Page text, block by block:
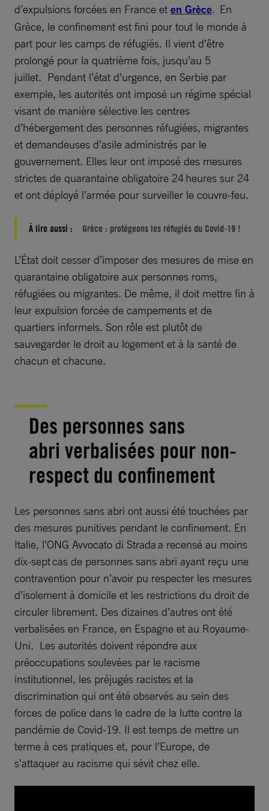
d’expulsions forcées en France et en Grèce. En
Grèce, le confinement est fini pour tout le monde à
part pour les camps de réfugiés. Il vient d’être
prolongé pour la quatrième fois, jusqu’au 5
juillet. Pendant l’état d’urgence, en Serbie par
exemple, les autorités ont imposé un régime spécial
visant de manière sélective les centres
d’hébergement des personnes réfugiées, migrantes
et demandeuses d’asile administrés par le
gouvernement. Elles leur ont imposé des mesures
strictes de quarantaine obligatoire 24 heures sur 24
et ont déployé l’armée pour surveiller le couvre-feu.
À lire aussi : Grèce : protégeons les réfugiés du Covid-19 !
L’État doit cesser d’imposer des mesures de mise en
quarantaine obligatoire aux personnes roms,
réfugiées ou migrantes. De même, il doit mettre fin à
leur expulsion forcée de campements et de
quartiers informels. Son rôle est plutôt de
sauvegarder le droit au logement et à la santé de
chacun et chacune.
Des personnes sans
abri verbalisées pour non-
respect du confinement
Les personnes sans abri ont aussi été touchées par
des mesures punitives pendant le confinement. En
Italie, l’ONG Avvocato di Strada a recensé au moins
dix-sept cas de personnes sans abri ayant reçu une
contravention pour n’avoir pu respecter les mesures
d’isolement à domicile et les restrictions du droit de
circuler librement. Des dizaines d’autres ont été
verbalisées en France, en Espagne et au Royaume-
Uni. Les autorités doivent répondre aux
préoccupations soulevées par le racisme
institutionnel, les préjugés racistes et la
discrimination qui ont été observés au sein des
forces de police dans le cadre de la lutte contre la
pandémie de Covid-19. Il est temps de mettre un
terme à ces pratiques et, pour l’Europe, de
s’attaquer au racisme qui sévit chez elle.